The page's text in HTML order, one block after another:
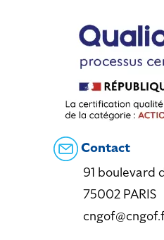
Contact
91 boulevard
75002 PARIS